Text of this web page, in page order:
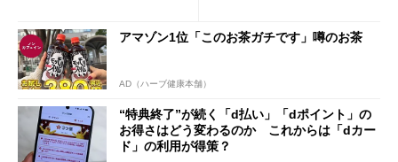
アマゾン1位「このお茶ガチです」噂のお茶
AD（ハーブ健康本舗）
“特典終了”が続く「d払い」「dポイント」の
お得さはどう変わるのか これからは「dカー
ド」の利用が得策？